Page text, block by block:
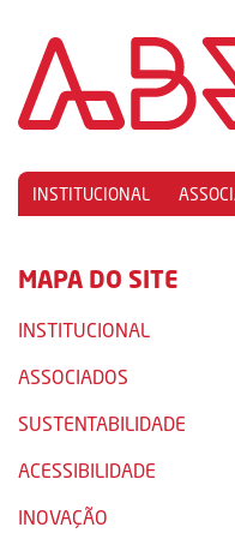
INSTITUCIONAL
MAPA DO SITE
INSTITUCIONAL
ASSOCIADOS
SUSTENTABILIDADE
ACESSIBILIDADE
INOVAÇÃO